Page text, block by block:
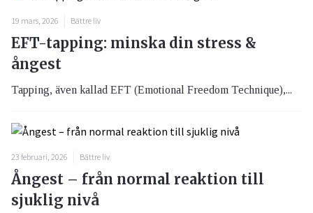
19 mars, 2026 Bättre liv
EFT-tapping: minska din stress &
ångest
Tapping, även kallad EFT (Emotional Freedom Technique),...
23 februari, 2026 Bättre liv
Ångest – från normal reaktion till
sjuklig nivå